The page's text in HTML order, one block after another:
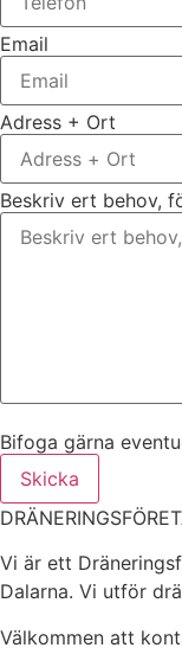
Email
Adress + Ort
Beskriv ert behov,
Bifoga gärna
Skicka
Vi är ett
Dalarna. Vi utför
Välkommen att